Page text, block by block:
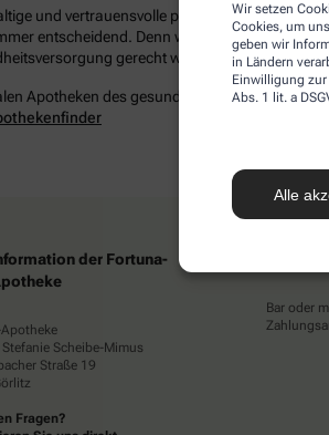
Wir setzen
Cookies, um
geben wir
in Ländern
Einwilligung zur
Abs. 1 lit. a
Alle
und vertrauensvolle persönliche
entscheidend. Denn wir möchten Ihrem
gerecht werden – damit Sie
Apotheken des gesund leben Netzwerkes in
der Fortuna-
Scheibe-Mimus
Straße 19
Fragen?
Bar oder